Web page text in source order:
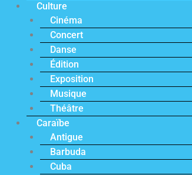
Culture
Cinéma
Concert
Danse
Édition
Exposition
Musique
Théâtre
Caraïbe
Antigue
Barbuda
Cuba